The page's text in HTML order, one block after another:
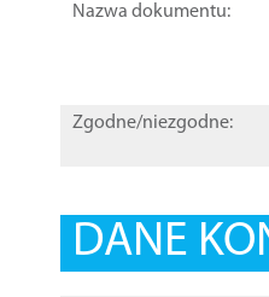
Nazwa dokumentu:
Zgodne/niezgodne:
DANE